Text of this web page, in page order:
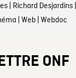
| Richard Desjardins|
Web Webdoc
ONF